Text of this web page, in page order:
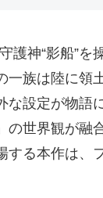
護神“影船”
一族は陸に領
設定が物語
の世界観が融
する本作は、